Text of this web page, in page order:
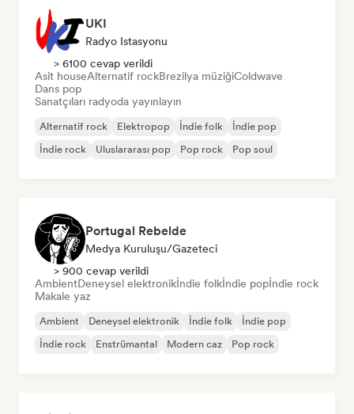
UKI
Radyo Istasyonu
> 6100 cevap verildi
Asit houseAlternatif rockBrezilya müziğiColdwave
Dans pop
Sanatçıları radyoda yayınlayın
Alternatif rock Elektropop İndie folk
İndie pop
İndie rock
Uluslararası pop Pop rock Pop soul
Portugal Rebelde
Medya Kuruluşu/Gazeteci
> 900 cevap verildi
AmbientDeneysel elektronikİndie folkİndie popİndie rock
Makale yaz
Ambient Deneysel elektronik İndie folk
İndie pop
İndie rock
Enstrümantal Modern caz Pop rock